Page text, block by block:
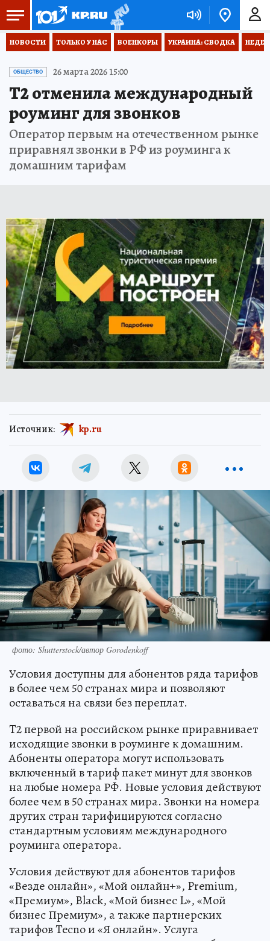
НОВОСТИ ТОЛЬКО У НАС ВОЕНКОРЫ УКРАИНА: СВОДКА
ОБЩЕСТВО 26 марта 2026 15:00
T2 отменила международный
роуминг для звонков
Оператор первым на отечественном рынке
приравнял звонки в РФ из роуминга к
домашним тарифам
Источник: kp.ru
фото: Shutterstock/автор Gorodenkoff
Условия доступны для абонентов ряда тарифов
в более чем 50 странах мира и позволяют
оставаться на связи без переплат.
T2 первой на российском рынке приравнивает
исходящие звонки в роуминге к домашним.
Абоненты оператора могут использовать
включенный в тариф пакет минут для звонков
на любые номера РФ. Новые условия действуют
более чем в 50 странах мира. Звонки на номера
других стран тарифицируются согласно
стандартным условиям международного
роуминга оператора.
Условия действуют для абонентов тарифов
«Везде онлайн», «Мой онлайн+», Premium,
«Премиум», Black, «Мой бизнес L», «Мой
бизнес Премиум», а также партнерских
тарифов Tecno и «Я онлайн». Услуга